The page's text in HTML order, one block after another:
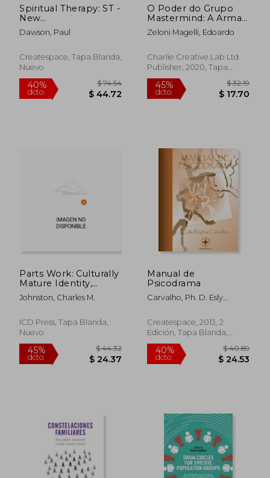
40%
dcto.
$ 50.24 40%
dcto.
Spiritual Therapy: ST -
New
PSYCHOTHERAPY
Meets TWELVE
Dawson, Paul
Createspace, Tapa Blanda,
Nuevo
O Poder do Grupo
Mastermind: A Arma
Secreta Para sua Vida
Pessoal e Profissional
Zeloni Magelli, Edoardo
Charlie Creative Lab Ltd
Publisher, 2020, Tapa
Blanda, Nuevo
Parts Work: Culturally
Mature Identity,
Relationship, and
Leadership: A Method
Johnston, Charles M.
ICD Press, Tapa Blanda,
Nuevo
Manual de
Psicodrama
Carvalho, Ph. D. Esly
Createspace, 2013, 2
Edición, Tapa Blanda,
Nuevo